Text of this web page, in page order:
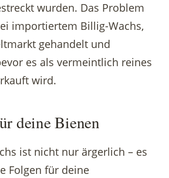
wurden. Das Problem
importiertem Billig-Wachs,
gehandelt und
es als vermeintlich reines
wird.
deine Bienen
ist nicht nur ärgerlich – es
Folgen für deine